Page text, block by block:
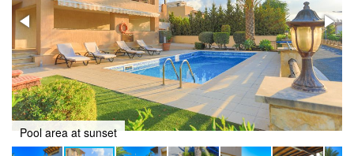
Pool and property views